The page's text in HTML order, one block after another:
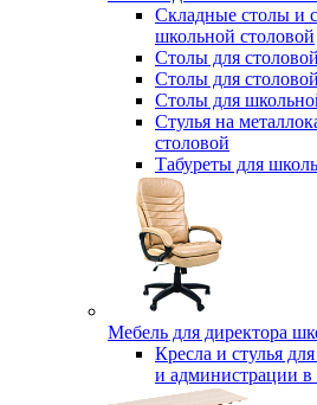
Складные столы и
школьной столовой
Столы для
Столы для
Столы для
Стулья на
столовой
Табуреты для
Мебель для директора
Кресла и стулья
и администрации в